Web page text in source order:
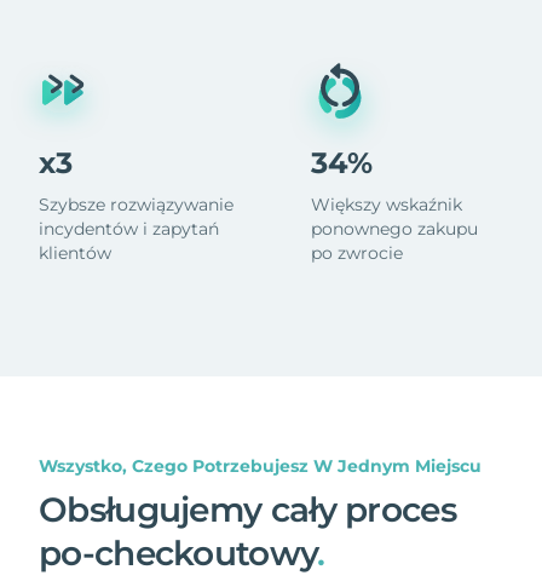
x3
Szybsze rozwiązywanie
incydentów i zapytań
klientów
34%
Większy wskaźnik
ponownego zakupu
po zwrocie
Wszystko, Czego Potrzebujesz W Jednym Miejscu
Obsługujemy cały proces
po-checkoutowy.